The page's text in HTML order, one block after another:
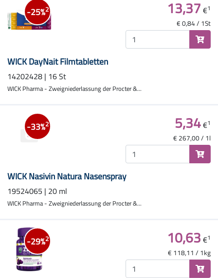
-25%2
WICK DayNait Filmtabletten
14202428 | 16 St
WICK Pharma - Zweigniederlassung der Procter &...
13,37€1
€ 0,84 / 1St
-33%2
WICK Nasivin Natura Nasenspray
19524065 | 20 ml
WICK Pharma - Zweigniederlassung der Procter &...
5,34€1
€ 267,00 / 1l
-29%2 10,63€1
€ 118,11 / 1kg